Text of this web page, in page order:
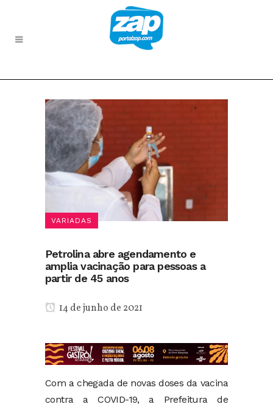
VARIADAS
Petrolina abre agendamento e
amplia vacinação para pessoas a
partir de 45 anos
14 de junho de 2021
Com a chegada de novas doses da vacina
contra a COVID-19, a Prefeitura de